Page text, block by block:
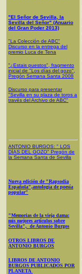
"El Señor de Sevilla, la
Sevilla del Señor" (Anuario
del Gran Poder 2013)
"La Colección de ABC"
Discurso en la entrega del
premio Luca de Tena
"¿Estais puestos", fragmento
inicial de "Los días del gozo",
Pregón Semana Santa 2008
Discurso para presentar
"Sevilla en su plaza de toros a
través del Archivo de ABC"
ANTONIO BURGOS: " LOS
DÍAS DEL GOZO" Pregón de
la Semana Santa de Sevilla
Nueva edición de "Rapsodia
Española",antología de poesía
popular"
"Memorias de la vieja dama:
mis mejores artículos sobre
Sevilla", de Antonio Burgos
OTROS LIBROS DE
ANTONIO BURGOS
LIBROS DE ANTONIO
BURGOS PUBLICADOS POR
PLANETA